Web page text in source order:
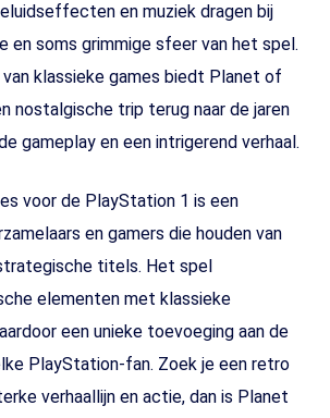
en muziek dragen bij
en soms grimmige sfeer van het spel.
klassieke games biedt Planet of
nostalgische trip terug naar de jaren
gameplay en een intrigerend verhaal.
voor de PlayStation 1 is een
en gamers die houden van
titels. Het spel
elementen met klassieke
een unieke toevoeging aan de
PlayStation-fan. Zoek je een retro
verhaallijn en actie, dan is Planet